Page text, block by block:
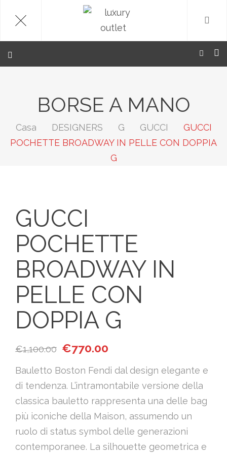
.
BORSE A MANO
Casa DESIGNERS G GUCCI
GUCCI
POCHETTE BROADWAY IN PELLE CON DOPPIA
G
GUCCI
POCHETTE
BROADWAY IN
PELLE CON
DOPPIA G
€1,100.00 Il prezzo originale era: €1,100.00.
€770.00
Bauletto Boston Fendi dal design elegante e
di tendenza. L’intramontabile versione della
classica bauletto rappresenta una delle bag
più iconiche della Maison, assumendo un
ruolo di status symbol delle generazioni
contemporanee. La silhouette geometrica e